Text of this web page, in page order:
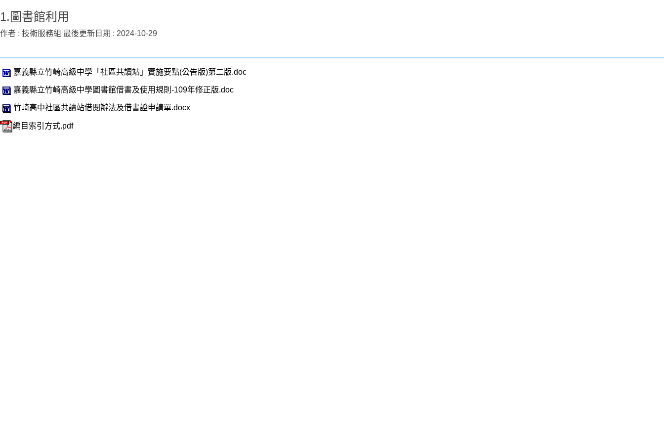
1.圖書館利用
作者 : 技術服務組 最後更新日期 : 2024-10-29
嘉義縣立竹崎高級中學「社區共讀站」實施要點(公告版)第二版.doc
嘉義縣立竹崎高級中學圖書館借書及使用規則-109年修正版.doc
竹崎高中社區共讀站借閱辦法及借書證申請單.docx
編目索引方式.pdf